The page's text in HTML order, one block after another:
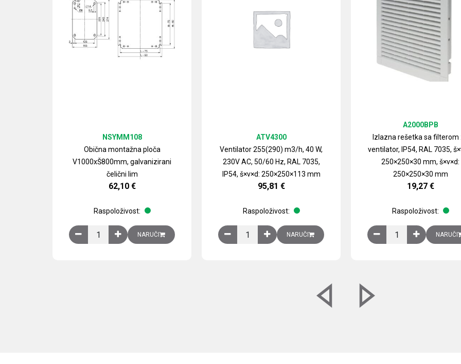
Obična montažna ploča
V1000xŠ800mm, galvanizirani
čelični lim
NSYMM108
62,10 €
Raspoloživost:
Obična montažna ploča V1000xŠ800mm, galvanizirani čelični lim količina
NARUČI
Ventilator 255(290) m3/h, 40 W,
230V AC, 50/60 Hz, RAL 7035,
IP54, š×v×d: 250×250×113 mm
ATV4300
95,81 €
Raspoloživost:
Ventilator 255(290) m3/h, 40 W, 230V AC, 50/60 Hz, RAL 7035,
NARUČI
Izlazna rešetka sa filterom
ventilator, IP54, RAL 7035,
250×250×30 mm, š×v×d:
250×250×30 mm
A2000BPB
19,27 €
Raspoloživost:
Izlazna rešetka saNARUČI